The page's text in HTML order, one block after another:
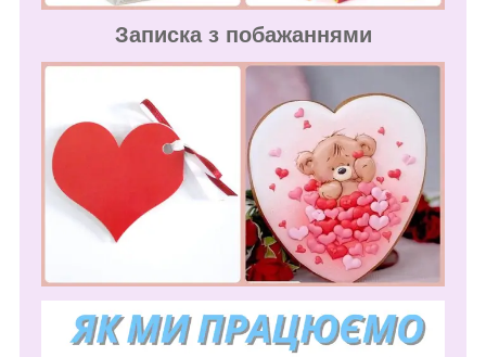
Записка з побажаннями